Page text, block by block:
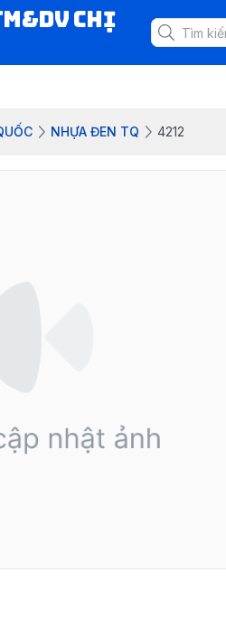
CHỊ
NHỰA ĐEN TQ 4212